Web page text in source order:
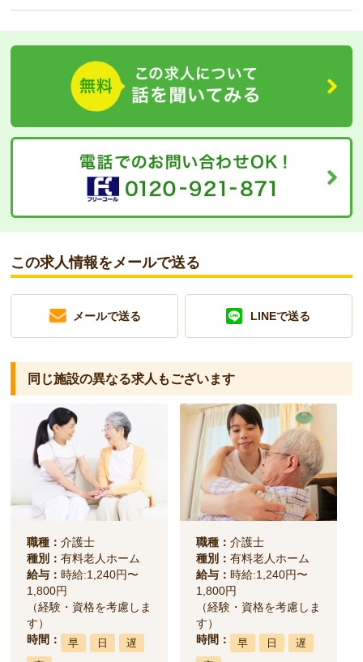
この求人情報をメールで送る
メールで送る LINEで送る
同じ施設の異なる求人もございます
職種：介護士
種別：有料老人ホーム
給与：時給:1,240円〜
1,800円
（経験・資格を考慮しま
す）
時間： 早 日
遅
職種：介護士
種別：有料老人ホーム
給与：時給:1,240円〜
1,800円
（経験・資格を考慮しま
す）
時間： 早 日
遅